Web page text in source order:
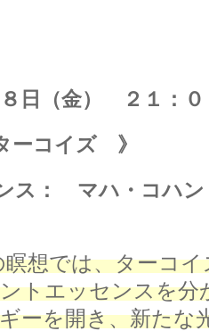
８日（金） ２１
ーコイズ 》
ス： マハ・コハ
瞑想では、ターコ
トエッセンスを分
ーを開き、新たな